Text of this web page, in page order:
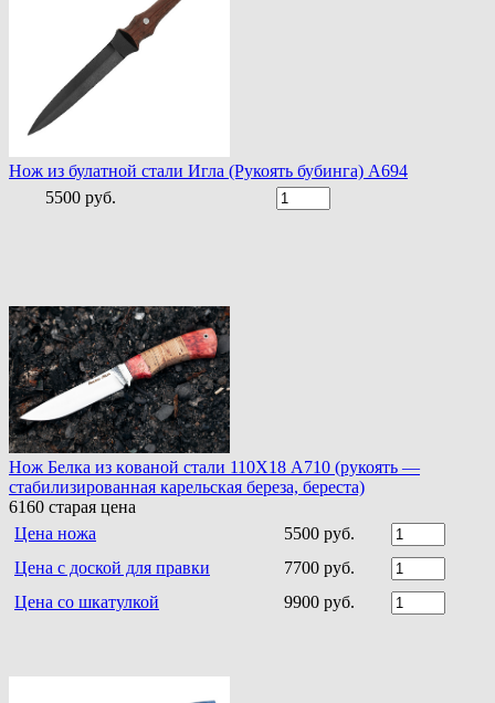
Нож из булатной стали Игла (Рукоять бубинга) A694
5500 руб.
Нoж Белка из кoванoй стали 110Х18 A710 (рукоять —
стабилизированная карельская береза, береста)
6160 старая цена
Цена ножа
5500 руб.
Цена с доской для правки
7700 руб.
Цена со шкатулкой
9900 руб.